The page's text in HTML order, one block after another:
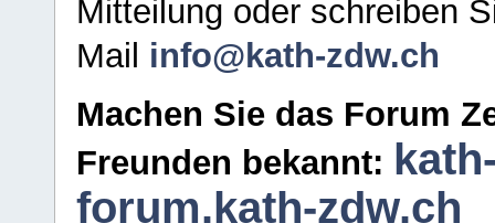
Mitteilung oder schreiben
Mail info@kath-zdw.ch
Machen Sie das Forum
Freunden bekannt:
forum.kath-zdw.ch